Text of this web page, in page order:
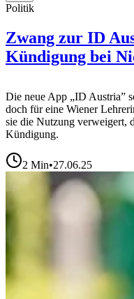
Politik
Zwang zur ID
Kündigung bei
Die neue App „ID Austria”
doch für eine Wiener
sie die Nutzung verweigert,
Kündigung.
2 Min•27.06.25